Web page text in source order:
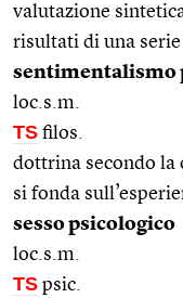
valutazione
risultati di una serie
sentimentalismo
loc.s.m.
TS filos.
dottrina secondo la
si fonda
sesso psicologico
loc.s.m.
TS psic.